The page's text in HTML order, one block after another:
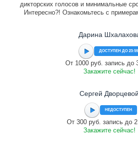
дикторских голосов и минимальные
Интересно?! Ознакомьтесь с
Дарина
ДОСТУПЕН ДО 23:59
От 1000 руб. запись до
Закажите сейчас!
Сергей Дворцевой
НЕДОСТУПЕН
От 300 руб. запись до
Закажите сейчас!